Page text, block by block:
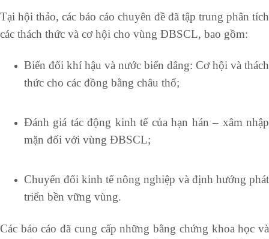
Tại hội thảo, các báo cáo chuyên đề đã tập trung phân tích
các thách thức và cơ hội cho vùng ĐBSCL, bao gồm:
Biến đổi khí hậu và nước biển dâng: Cơ hội và thách
thức cho các đồng bằng châu thổ;
Đánh giá tác động kinh tế của hạn hán – xâm nhập
mặn đối với vùng ĐBSCL;
Chuyển đổi kinh tế nông nghiệp và định hướng phát
triển bền vững vùng.
Các báo cáo đã cung cấp những bằng chứng khoa học và